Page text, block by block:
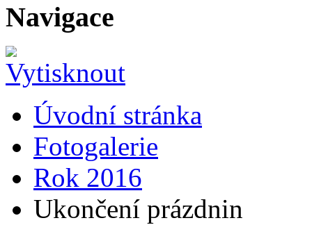
Navigace
Úvodní stránka
Fotogalerie
Rok 2016
Ukončení prázdnin